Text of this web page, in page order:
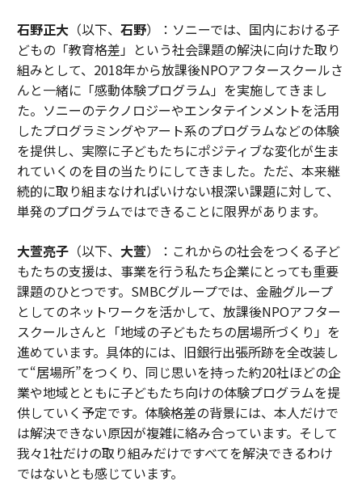
石野正大（以下、 石野）：ソニーでは、国内における子
どもの「教育格差」という社会課題の解決に向けた取り
組みとして、2018年から放課後NPOアフタースクールさ
んと一緒に「感動体験プログラム」を実施してきまし
た。ソニーのテクノロジーやエンタテインメントを活用
したプログラミングやアート系のプログラムなどの体験
を提供し、実際に子どもたちにポジティブな変化が生ま
れていくのを目の当たりにしてきました。ただ、本来継
続的に取り組まなければいけない根深い課題に対して、
単発のプログラムではできることに限界があります。
大萱亮子（以下、 大萱）：これからの社会をつくる子ど
もたちの支援は、事業を行う私たち企業にとっても重要
課題のひとつです。SMBCグループでは、金融グループ
としてのネットワークを活かして、放課後NPOアフター
スクールさんと「地域の子どもたちの居場所づくり」を
進めています。具体的には、旧銀行出張所跡を全改装し
て“居場所”をつくり、同じ思いを持った約20社ほどの企
業や地域とともに子どもたち向けの体験プログラムを提
供していく予定です。体験格差の背景には、本人だけで
は解決できない原因が複雑に絡み合っています。そして
我々1社だけの取り組みだけですべてを解決できるわけ
ではないとも感じています。